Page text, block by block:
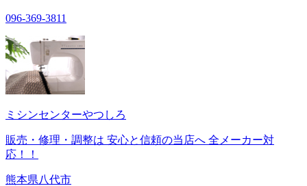
096-369-3811
ミシンセンターやつしろ
販売・修理・調整は 安心と信頼の当店へ 全メーカー対
応！！
熊本県八代市